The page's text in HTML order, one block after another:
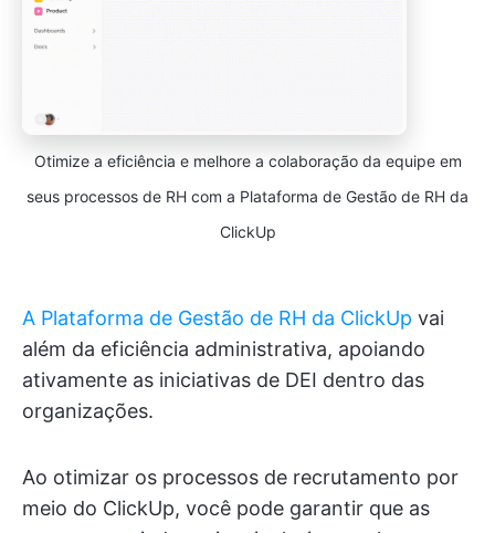
Otimize a eficiência e melhore a colaboração da equipe em
seus processos de RH com a Plataforma de Gestão de RH da
ClickUp
A Plataforma de Gestão de RH da ClickUp vai
além da eficiência administrativa, apoiando
ativamente as iniciativas de DEI dentro das
organizações.
Ao otimizar os processos de recrutamento por
meio do ClickUp, você pode garantir que as